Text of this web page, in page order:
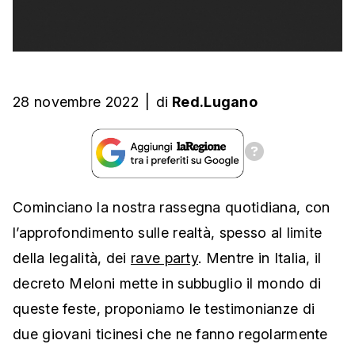
28 novembre 2022 di Red.Lugano
Cominciano la nostra rassegna quotidiana, con
l’approfondimento sulle realtà, spesso al limite
della legalità, dei rave party. Mentre in Italia, il
decreto Meloni mette in subbuglio il mondo di
queste feste, proponiamo le testimonianze di
due giovani ticinesi che ne fanno regolarmente